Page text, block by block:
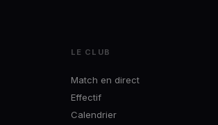
LE CLUB
Match en direct
Effectif
Calendrier